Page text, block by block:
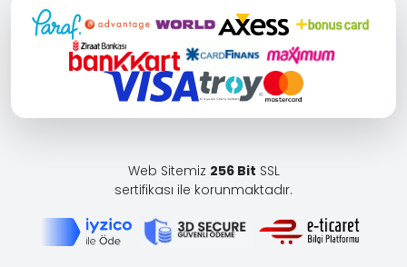
Web Sitemiz 256 Bit SSL
sertifikası ile korunmaktadır.